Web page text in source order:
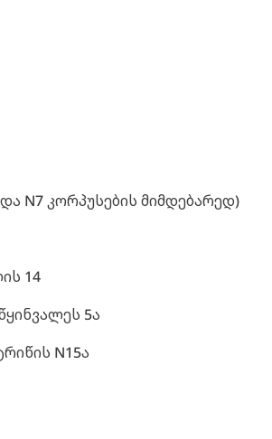
N7 კორპუსების მიმდებარედ)
14
5ა
N15ა